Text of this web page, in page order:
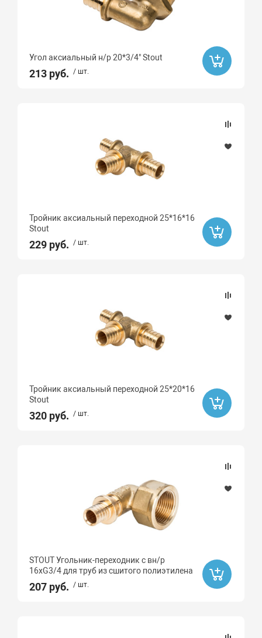
Латунь с никелированным покрытием
Бессвинцовая латунь CW511L
латунь
Угол аксиальный н/р 20*3/4" Stout
213 руб. / шт.
Тройник аксиальный переходной 25*16*16
Stout
229 руб. / шт.
Тройник аксиальный переходной 25*20*16
Stout
320 руб. / шт.
STOUT Угольник-переходник с вн/р
16хG3/4 для труб из сшитого полиэтилена
207 руб. / шт.